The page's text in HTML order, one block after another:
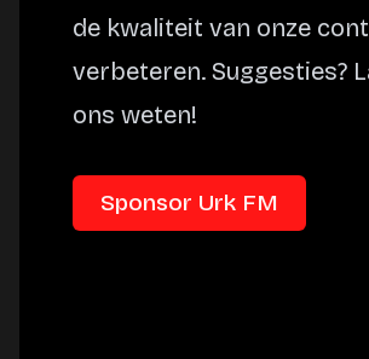
de kwaliteit van onze
verbeteren. Suggesties?
ons weten!
Sponsor Urk FM